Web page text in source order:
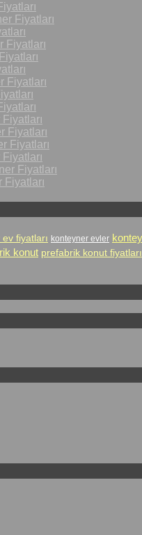
Fiyatları
Fiyatları
Fiyatları
Fiyatları
Fiyatları
Fiyatları
fiyatları konteyner evler
konut prefabrik konut fiyatları